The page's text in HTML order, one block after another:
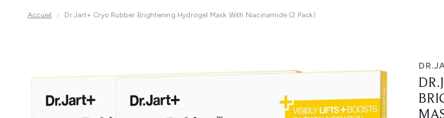
Accueil Dr.Jart+ Cryo Rubber Brightening Hydrogel Mask With Niacinamide (2 Pack)